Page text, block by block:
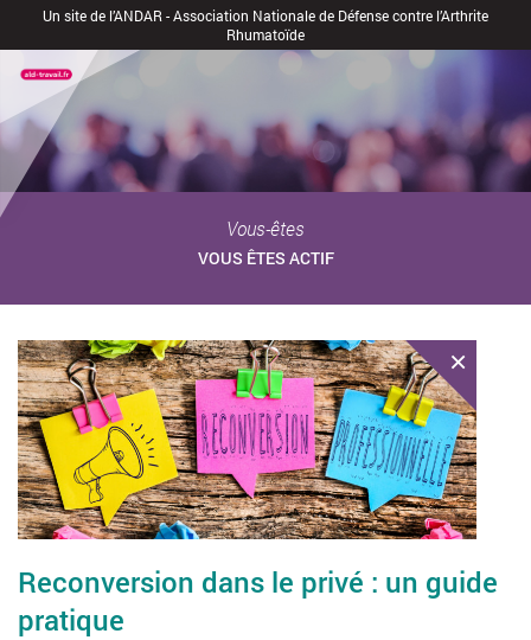
Un site de l’ANDAR - Association Nationale de Défense contre l’Arthrite
Rhumatoïde
Vous-êtes
VOUS ÊTES ACTIF
×
Reconversion dans le privé : un guide
pratique